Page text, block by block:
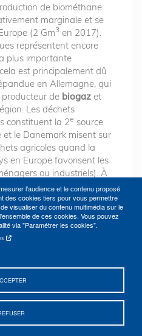
l’audience et le contenu proposé
des cookies tiers pour vous permettre
visualiser du contenu multimédia sur le
de ces cookies. Vous pouvez
via "Paramétrer les cookies".
de biométhane
marginale et se
(2 Gm3 en 2017).
représentent encore
plus importante
est principalement dû
en Allemagne, qui
de biogaz et
Les déchets
constituent la 2e source
le Danemark misent sur
agricoles quand la
en Europe favorisent les
ou industriels). À
de la biomasse
est
potentiel technique
de biogaz en Europe
transformé en
à environ 150 Gm
(estimation basse) .
contraintes économiques